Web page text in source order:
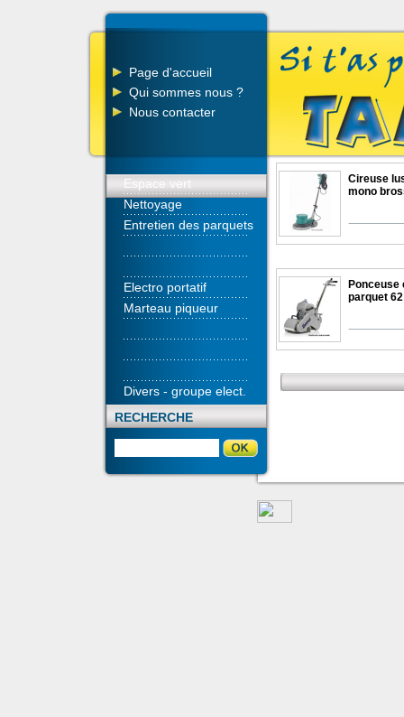
Page d'accueil
Qui sommes nous ?
Nous contacter
Espace vert
Nettoyage
Entretien des parquets
Electro portatif
Marteau piqueur
Divers - groupe elect.
RECHERCHE
Cireuse
mono
Ponceuse
parquet